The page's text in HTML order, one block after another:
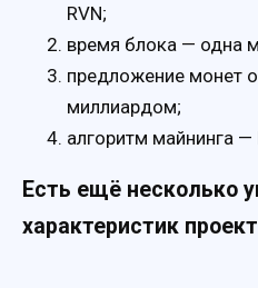
RVN;
время блока — одна
предложение монет
миллиардом;
алгоритм майнинга —
Есть ещё несколько
характеристик